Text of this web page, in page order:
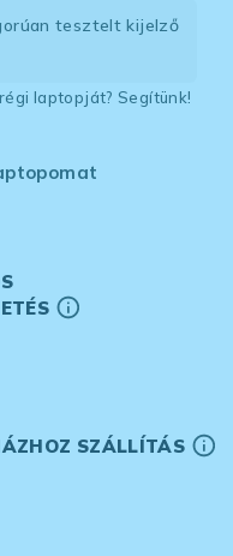
tesztelt kijelző
laptopját? Segítünk!
SZÁLLÍTÁS